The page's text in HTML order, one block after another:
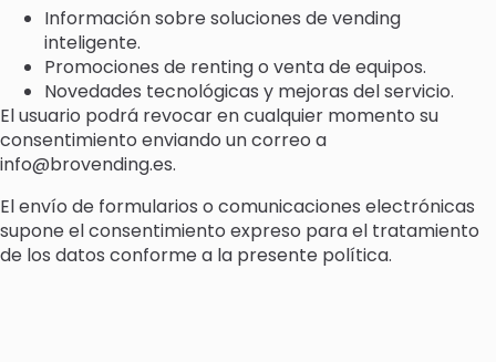
Información sobre soluciones de vending
inteligente.
Promociones de renting o venta de equipos.
Novedades tecnológicas y mejoras del servicio.
El usuario podrá revocar en cualquier momento su
consentimiento enviando un correo a
info@brovending.es.
El envío de formularios o comunicaciones electrónicas
supone el consentimiento expreso para el tratamiento
de los datos conforme a la presente política.